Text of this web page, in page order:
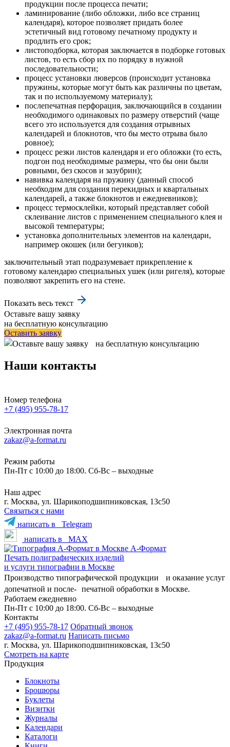
продукции после процесса печати;
ламинирование (либо обложки, либо все страниц
календаря), которое позволяет придать более
эстетичный вид готовому печатному продукту и
продлить его срок;
листоподборка, которая заключается в подборке готовых
листов, то есть сбор их по порядку в нужной
последовательности;
процесс установки люверсов (происходит установка
пружины, которые могут быть как различны по цветам,
так и по используемому материалу);
послепечатная перфорация, заключающийся в создании
необходимого одинаковых по размеру отверстий (чаще
всего это используется для создания отрывных
календарей и блокнотов, что бы место отрыва было
ровное);
процесс резки листов календаря и его обложки (то есть,
подгон под необходимые размеры, что бы они были
ровными, без скосов и зазубрин);
навивка календаря на пружину (данный способ
необходим для создания перекидных и квартальных
календарей, а также блокнотов и ежедневников);
процесс термосклейки, который представляет собой
склеивание листов с применением специального клея и
высокой температуры;
установка дополнительных элементов на календари,
например окошек (или бегунков);
заключительный этап подразумевает прикрепление к
готовому календарю специальных ушек (или ригеля), которые
позволяют закрепить его на стене.
Показать весь текст
Оставьте вашу заявку
на бесплатную консультацию
Оставить заявку
Наши контакты
Номер телефона
+7 (495) 955-78-17
Электронная почта
zakaz@a-format.ru
Режим работы
Пн-Пт с 10:00 до 18:00. Сб-Вс – выходные
Наш адрес
г. Москва, ул. Шарикоподшипниковская, 13с50
Связаться с нами
написать в
Telegram
написать в
MAX
А-Формат
Печать полиграфических изделий
и услуги типографии в Москве
Производство типографической продукции и оказание услуг
допечатной и после- печатной обработки в Москве.
Работаем ежедневно
Пн-Пт с 10:00 до 18:00. Сб-Вс – выходные
Контакты
+7 (495) 955-78-17 Обратный звонок
zakaz@a-format.ru Написать письмо
г. Москва, ул. Шарикоподшипниковская, 13с50
Смотреть на карте
Продукция
Блокноты
Брошюры
Буклеты
Визитки
Журналы
Календари
Каталоги